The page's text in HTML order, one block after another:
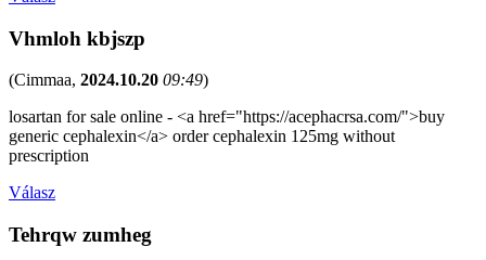
Vhmloh kbjszp
(Cimmaa, 2024.10.20 09:49)
losartan for sale online - <a href="https://acephacrsa.com/">buy
generic cephalexin</a> order cephalexin 125mg without
prescription
Válasz
Tehrqw zumheg